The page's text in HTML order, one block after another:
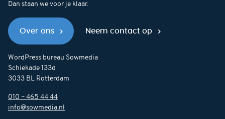
Dan staan we voor je klaar.
Over ons Neem contact op
WordPress bureau Sowmedia
Schiekade 133d
3033 BL Rotterdam
010 – 465 44 44
info@sowmedia.nl